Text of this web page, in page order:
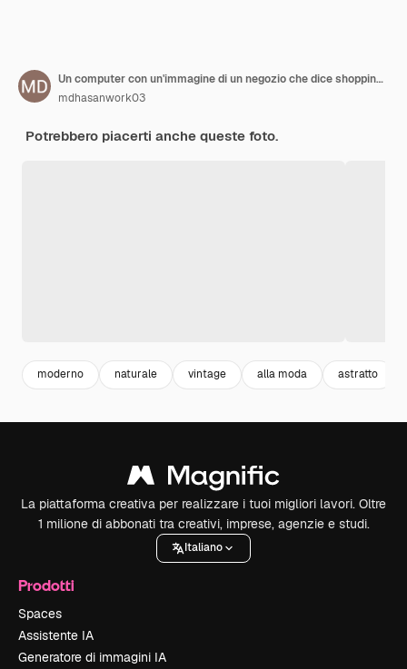
Un computer con un'immagine di un negozio che dice shopping su di esso
mdhasanwork03
Potrebbero piacerti anche queste foto.
moderno naturale vintage alla moda astratto
La piattaforma creativa per realizzare i tuoi migliori lavori. Oltre
1 milione di abbonati tra creativi, imprese, agenzie e studi.
Italiano
Prodotti
Spaces
Assistente IA
Generatore di immagini IA